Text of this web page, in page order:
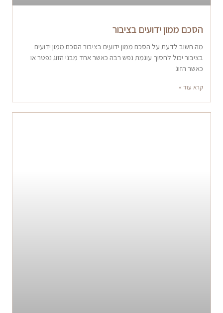
הסכם ממון ידועים בציבור
מה חשוב לדעת על הסכם ממון ידועים בציבור הסכם ממון ידועים
בציבור יכול לחסוך עוגמת נפש רבה כאשר אחד מבני הזוג נפטר או
כאשר הזוג
קרא עוד »